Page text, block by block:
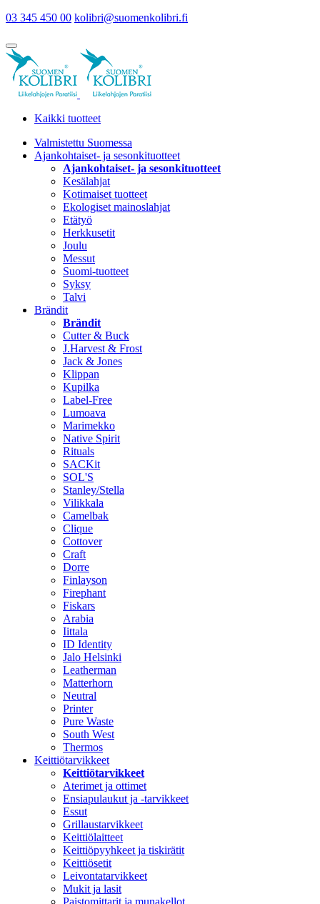
03 345 450 00 kolibri@suomenkolibri.fi
Kaikki tuotteet
Valmistettu Suomessa
Ajankohtaiset- ja sesonkituotteet
Ajankohtaiset- ja sesonkituotteet
Kesälahjat
Kotimaiset tuotteet
Ekologiset mainoslahjat
Etätyö
Herkkusetit
Joulu
Messut
Suomi-tuotteet
Syksy
Talvi
Brändit
Brändit
Cutter & Buck
J.Harvest & Frost
Jack & Jones
Klippan
Kupilka
Label-Free
Lumoava
Marimekko
Native Spirit
Rituals
SACKit
SOL'S
Stanley/Stella
Vilikkala
Camelbak
Clique
Cottover
Craft
Dorre
Finlayson
Firephant
Fiskars
Arabia
Iittala
ID Identity
Jalo Helsinki
Leatherman
Matterhorn
Neutral
Printer
Pure Waste
South West
Thermos
Keittiötarvikkeet
Keittiötarvikkeet
Aterimet ja ottimet
Ensiapulaukut ja -tarvikkeet
Essut
Grillaustarvikkeet
Keittiölaitteet
Keittiöpyyhkeet ja tiskirätit
Keittiösetit
Leivontatarvikkeet
Mukit ja lasit
Paistomittarit ja munakellot